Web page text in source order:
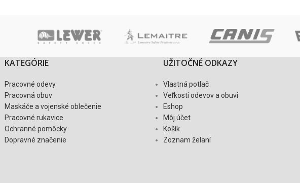
KATEGÓRIE
Pracovné odevy
Pracovná obuv
Maskáče a vojenské oblečenie
Pracovné rukavice
Ochranné pomôcky
Dopravné značenie
UŽITOČNÉ ODKAZY
Vlastná potlač
Veľkostí odevov a obuvi
Eshop
Môj účet
Košík
Zoznam želaní